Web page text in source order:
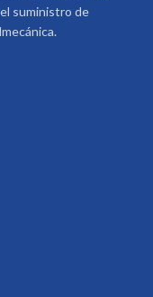
suministro de